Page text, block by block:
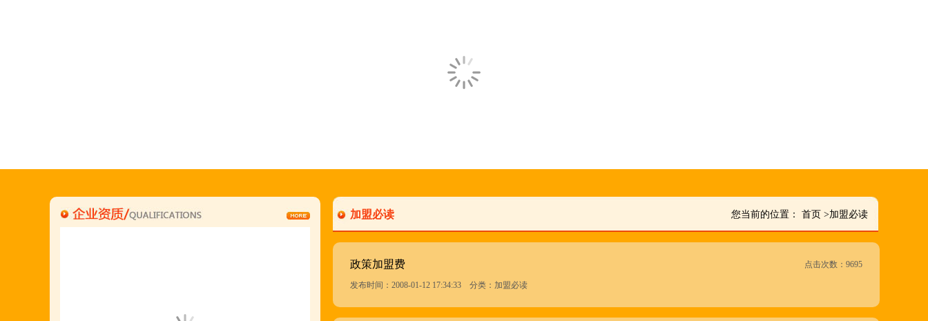
隶属于金顶鲜企业集团下属
金顶鲜宁夏特色系列胡羊排烧烤火锅复合餐厅
有13年正规连锁加盟经验,
加盟必读 您当前的位置： 首页 >加盟必读
政策加盟费 点击次数：9695
发布时间：2008-01-12 17:34:33 分类：加盟必读